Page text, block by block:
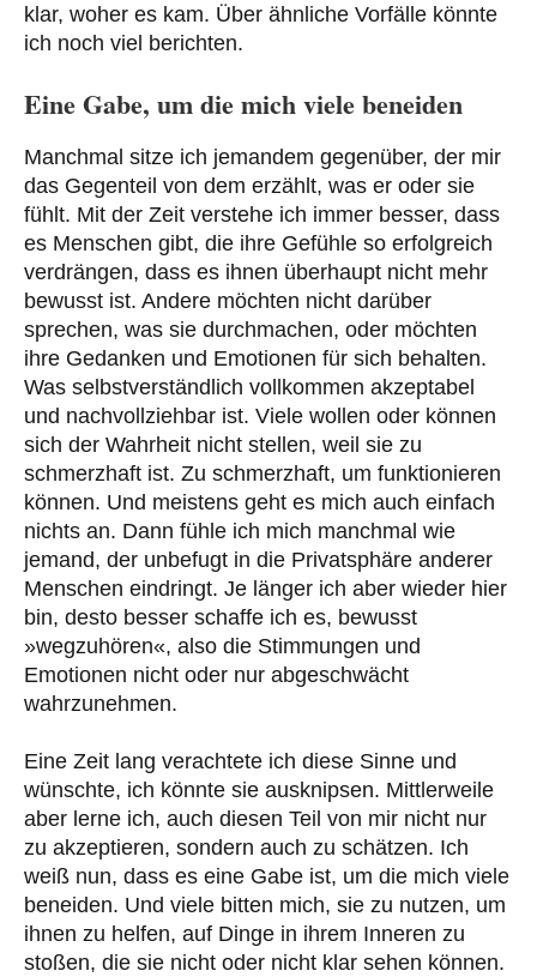
klar, woher es kam. Über ähnliche Vorfälle könnte
ich noch viel berichten.
Eine Gabe, um die mich viele beneiden
Manchmal sitze ich jemandem gegenüber, der mir
das Gegenteil von dem erzählt, was er oder sie
fühlt. Mit der Zeit verstehe ich immer besser, dass
es Menschen gibt, die ihre Gefühle so erfolgreich
verdrängen, dass es ihnen überhaupt nicht mehr
bewusst ist. Andere möchten nicht darüber
sprechen, was sie durchmachen, oder möchten
ihre Gedanken und Emotionen für sich behalten.
Was selbstverständlich vollkommen akzeptabel
und nachvollziehbar ist. Viele wollen oder können
sich der Wahrheit nicht stellen, weil sie zu
schmerzhaft ist. Zu schmerzhaft, um funktionieren
können. Und meistens geht es mich auch einfach
nichts an. Dann fühle ich mich manchmal wie
jemand, der unbefugt in die Privatsphäre anderer
Menschen eindringt. Je länger ich aber wieder hier
bin, desto besser schaffe ich es, bewusst
»wegzuhören«, also die Stimmungen und
Emotionen nicht oder nur abgeschwächt
wahrzunehmen.
Eine Zeit lang verachtete ich diese Sinne und
wünschte, ich könnte sie ausknipsen. Mittlerweile
aber lerne ich, auch diesen Teil von mir nicht nur
zu akzeptieren, sondern auch zu schätzen. Ich
weiß nun, dass es eine Gabe ist, um die mich viele
beneiden. Und viele bitten mich, sie zu nutzen, um
ihnen zu helfen, auf Dinge in ihrem Inneren zu
stoßen, die sie nicht oder nicht klar sehen können.